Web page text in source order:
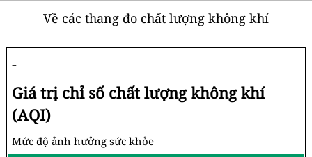
Về các thang đo chất lượng không khí
-
Giá trị chỉ số chất lượng không khí
(AQI)
Mức độ ảnh hưởng sức khỏe